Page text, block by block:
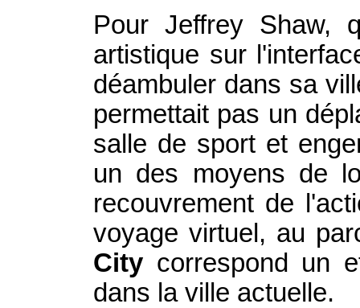
Pour Jeffrey Shaw,
artistique sur
déambuler dans sa
permettait pas un
salle de sport et
un des moyens de
recouvrement de
voyage virtuel, au
City correspond un
dans la ville actuelle.